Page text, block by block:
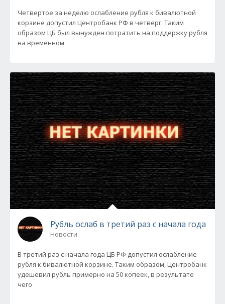
Четвертое за неделю ослабление рубля к бивалютной
корзине допустил Центробанк РФ в четверг. Таким
образом ЦБ был вынужден потратить на поддержку рубля
на временном
Рубль ослаб в третий раз с начала года
Новости
В третий раз с начала года ЦБ РФ допустил ослабление
рубля к бивалютной корзине. Таким образом, Центробанк
удешевил рубль примерно на 50 копеек, в результате
чего